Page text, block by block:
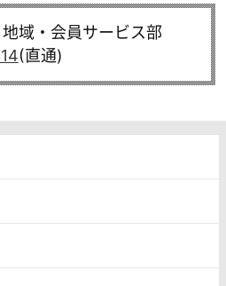
地域・会員サービス部
(直通)